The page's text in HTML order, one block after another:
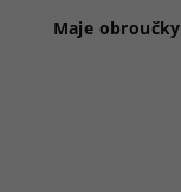
Maje